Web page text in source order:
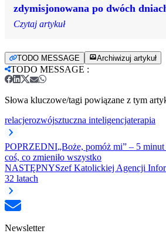
zdymisjonowana po dwóch
Czytaj artykuł
TODO MESSAGE Archiwizuj artykuł
TODO MESSAGE :
Słowa kluczowe/tagi powiązane z tym
relacjerozwójsztuczna inteligencjaterapia
POPRZEDNI„Boże, pomóż mi” – 5
coś, co zmieniło wszystko
NASTĘPNYSzef Katolickiej Agencji
32 latach
Newsletter